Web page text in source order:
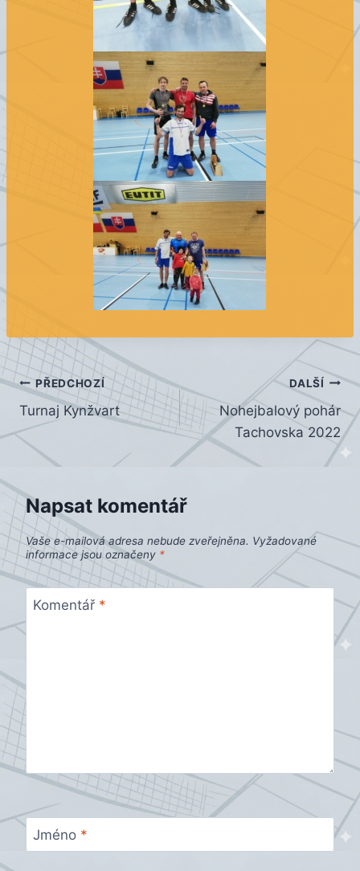
Navigace
pro
příspěvek
PŘEDCHOZÍ
Turnaj Kynžvart
DALŠÍ
Nohejbalový pohár
Tachovska 2022
Napsat komentář
Vaše e-mailová adresa nebude zveřejněna. Vyžadované
informace jsou označeny *
Komentář *
Jméno *